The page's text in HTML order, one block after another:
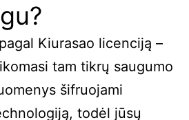
Kiurasao licenciją –
tam tikrų saugumo
šifruojami
todėl jūsų